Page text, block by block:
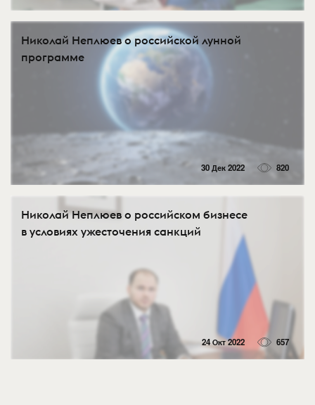
Николай Неплюев о российской лунной
программе
30 Дек 2022 820
Николай Неплюев о российском бизнесе
в условиях ужесточения санкций
24 Окт 2022 657